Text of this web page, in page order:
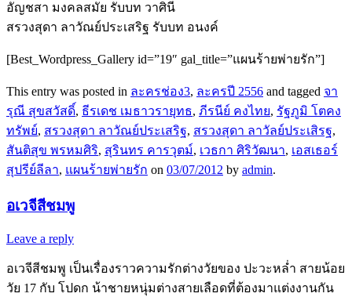
อัญชสา มงคลสมัย รับบท วาศินี
สรวงสุดา ลาวัณย์ประเสริฐ รับบท อนงค์
[Best_Wordpress_Gallery id=”19″ gal_title=”แผนร้ายพ่ายรัก”]
This entry was posted in ละครช่อง3, ละครปี 2556 and tagged จา
รุณี สุขสวัสดิ์, ธีรเดช เมธาวรายุทธ, ภีรนีย์ คงไทย, รัฐภูมิ โตคง
ทรัพย์, สรวงสุดา ลาวัณย์ประเสริฐ, สรวงสุดา ลาวัลย์ประเสิรฐ,
สันติสุข พรหมศิริ, สุรินทร คารวุตม์, เวธกา ศิริวัฒนา, เอสเธอร์
สุปรีย์ลีลา, แผนร้ายพ่ายรัก on 03/07/2012 by admin.
อเวจีสีชมพู
Leave a reply
อเวจีสีชมพู เป็นเรื่องราวความรักต่างวัยของ ปะวะหล่ำ สายน้อย
วัย 17 กับ โปดก น้าชายหนุ่มต่างสายเลือดที่ต้องมาแต่งงานกัน